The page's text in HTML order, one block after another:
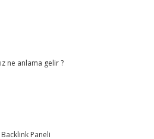
ne anlama gelir ?